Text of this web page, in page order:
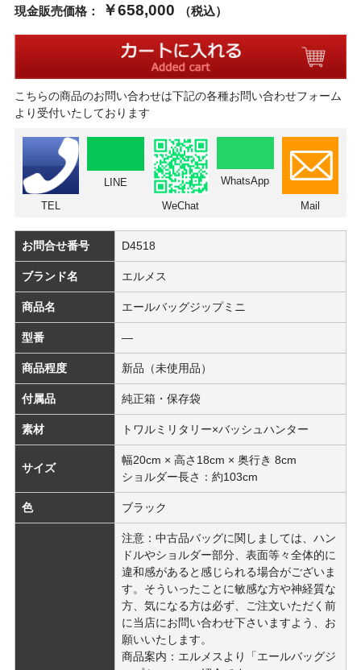
現金販売価格： ￥658,000 （税込）
こちらの商品のお問い合わせは下記の各種お問い合わせフォーム
より受付いたしております
TEL
LINE
WeChat
WhatsApp
Mail
お問合せ番号 D4518
ブランド名 エルメス
商品名 エールバッグジップミニ
型番 ―
商品程度 新品（未使用品）
付属品 純正箱・保存袋
素材 トワルミリタリー×バッシュハンター
サイズ
幅20cm × 高さ18cm × 奥行き 8cm
ショルダー長さ：約103cm
色 ブラック
注意：中古品バッグに関しましては、ハン
ドルやショルダー部分、表面等々全体的に
違和感があると感じられる場合がございま
す。そういったことに敏感な方や神経質な
方、気になる方は必ず、ご注文いただく前
に当店にお問い合わせ下さいますよう、お
願いいたします。
商品案内：エルメスより「エールバッグジ